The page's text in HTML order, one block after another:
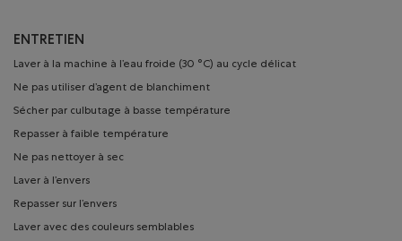
ENTRETIEN
Laver à la machine à l’eau froide (30 °C) au cycle délicat
Ne pas utiliser d’agent de blanchiment
Sécher par culbutage à basse température
Repasser à faible température
Ne pas nettoyer à sec
Laver à l’envers
Repasser sur l’envers
Laver avec des couleurs semblables